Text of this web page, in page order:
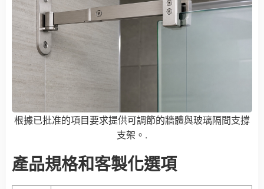
根據已批准的項目要求提供可調節的牆體與玻璃隔間支撐
支架。.
產品規格和客製化選項